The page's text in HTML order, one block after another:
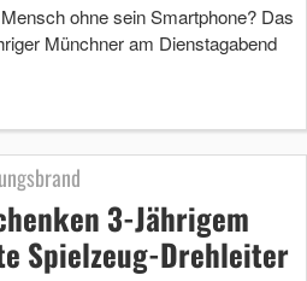
ohne sein Smartphone? Das
Münchner am Dienstagabend
3-Jährigem
Spielzeug-Drehleiter